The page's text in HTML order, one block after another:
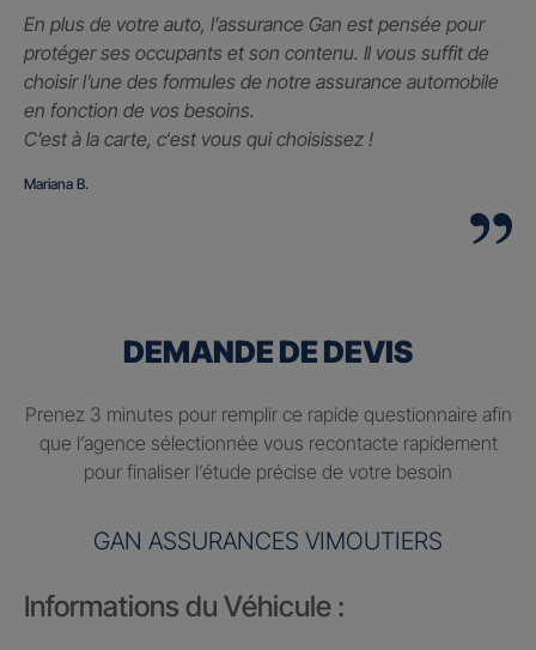
En plus de votre auto, l’assurance Gan est pensée pour
protéger ses occupants et son contenu. Il vous suffit de
choisir l’une des formules de notre assurance automobile
en fonction de vos besoins.
C’est à la carte, c‘est vous qui choisissez !
Mariana B.
DEMANDE DE DEVIS
Prenez 3 minutes pour remplir ce rapide questionnaire afin
que l’agence sélectionnée vous recontacte rapidement
pour finaliser l’étude précise de votre besoin
GAN ASSURANCES VIMOUTIERS
Informations du Véhicule :